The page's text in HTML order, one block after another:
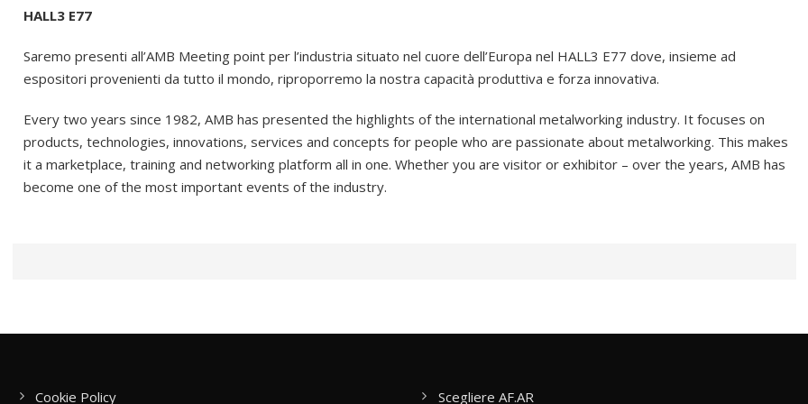
HALL3 E77
Saremo presenti all’AMB Meeting point per l’industria situato nel cuore dell’Europa nel HALL3 E77 dove, insieme ad
espositori provenienti da tutto il mondo, riproporremo la nostra capacità produttiva e forza innovativa.
Every two years since 1982, AMB has presented the highlights of the international metalworking industry. It focuses on
products, technologies, innovations, services and concepts for people who are passionate about metalworking. This makes
it a marketplace, training and networking platform all in one. Whether you are visitor or exhibitor – over the years, AMB has
become one of the most important events of the industry.
Cookie Policy Scegliere AF.AR